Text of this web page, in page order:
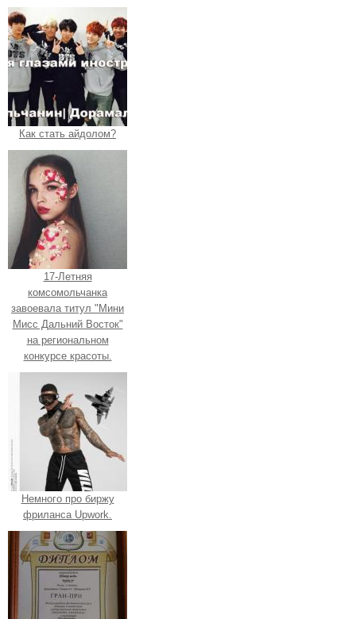
Как стать айдолом?
17-Летняя
комсомольчанка
завоевала титул "Мини
Мисс Дальний Восток"
на региональном
конкурсе красоты.
Немного про биржу
фриланса Upwork.